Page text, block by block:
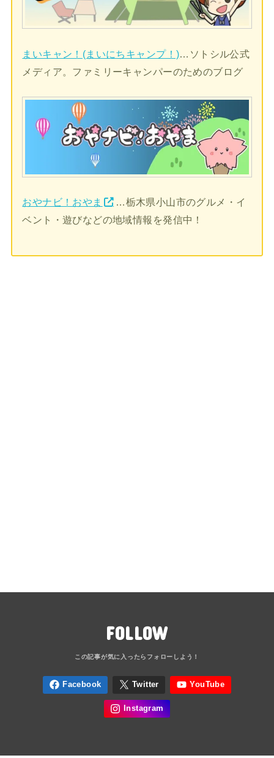
まいキャン！(まいにちキャンプ！) …ソトシル公式
メディア。ファミリーキャンパーのためのブログ
おやナビ！おやま
…栃木県小山市のグルメ・イ
ベント・遊びなどの地域情報を発信中！
FOLLOW